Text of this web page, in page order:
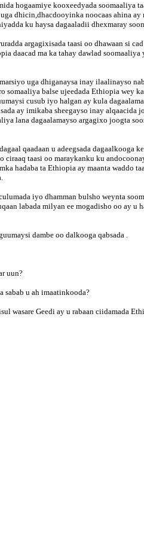
hogaamiye kooxeedyada soomaaliya
dhicin,dhacdooyinka noocaas ahina
ku haysa dagaaladii dhexmaray
argagixisada taasi oo dhawaan si
daacad ma ka tahay dawlad
uga dhiganaysa inay ilaalinayso
balse ujeedada Ethiopia wey
cusub iyo halgan ay kula
ay imikaba sheegayso inay
lana dagaalamayso argagixo joogta
qaadaan u adeegsada dagaalkooga
taasi oo maraykanku ku
hadaba ta Ethiopia ay maanta waddo
iyo dhamman bulsho weynta
labada milyan ee mogadisho oo ay
dambe oo dalkooga qabsada .
uun?
sabab u ah imaatinkooda?
wasare Geedi ay u rabaan ciidamada